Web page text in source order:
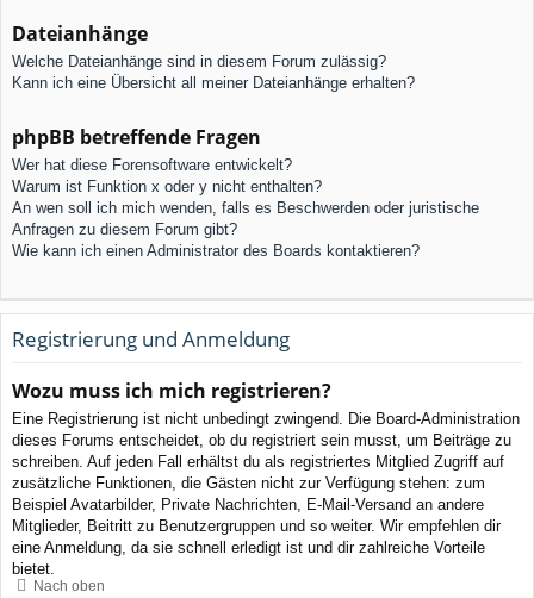
Dateianhänge
Welche Dateianhänge sind in diesem Forum zulässig?
Kann ich eine Übersicht all meiner Dateianhänge erhalten?
phpBB betreffende Fragen
Wer hat diese Forensoftware entwickelt?
Warum ist Funktion x oder y nicht enthalten?
An wen soll ich mich wenden, falls es Beschwerden oder juristische
Anfragen zu diesem Forum gibt?
Wie kann ich einen Administrator des Boards kontaktieren?
Registrierung und Anmeldung
Wozu muss ich mich registrieren?
Eine Registrierung ist nicht unbedingt zwingend. Die Board-Administration
dieses Forums entscheidet, ob du registriert sein musst, um Beiträge zu
schreiben. Auf jeden Fall erhältst du als registriertes Mitglied Zugriff auf
zusätzliche Funktionen, die Gästen nicht zur Verfügung stehen: zum
Beispiel Avatarbilder, Private Nachrichten, E-Mail-Versand an andere
Mitglieder, Beitritt zu Benutzergruppen und so weiter. Wir empfehlen dir
eine Anmeldung, da sie schnell erledigt ist und dir zahlreiche Vorteile
bietet.
Nach oben